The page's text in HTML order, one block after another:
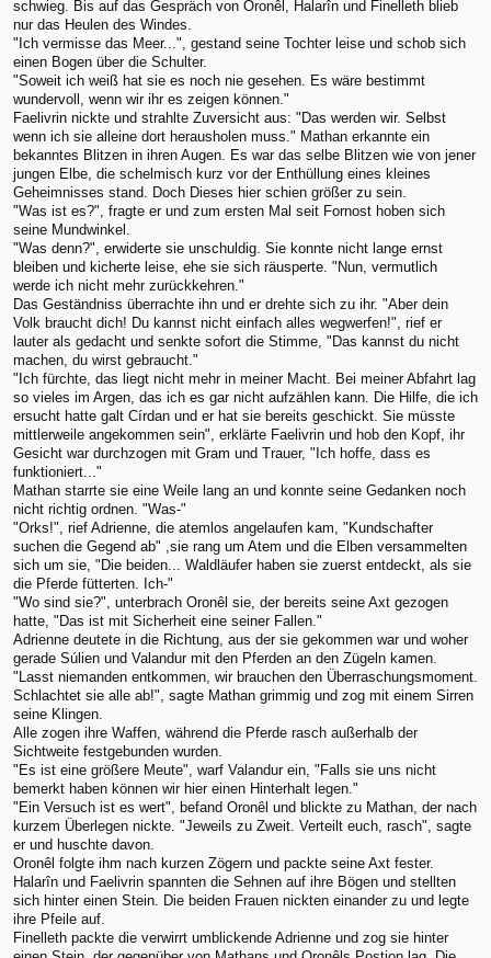
schwieg. Bis auf das Gespräch von Oronêl, Halarîn und Finelleth blieb
nur das Heulen des Windes.
"Ich vermisse das Meer...", gestand seine Tochter leise und schob sich
einen Bogen über die Schulter.
"Soweit ich weiß hat sie es noch nie gesehen. Es wäre bestimmt
wundervoll, wenn wir ihr es zeigen können."
Faelivrin nickte und strahlte Zuversicht aus: "Das werden wir. Selbst
wenn ich sie alleine dort herausholen muss." Mathan erkannte ein
bekanntes Blitzen in ihren Augen. Es war das selbe Blitzen wie von jener
jungen Elbe, die schelmisch kurz vor der Enthüllung eines kleines
Geheimnisses stand. Doch Dieses hier schien größer zu sein.
"Was ist es?", fragte er und zum ersten Mal seit Fornost hoben sich
seine Mundwinkel.
"Was denn?", erwiderte sie unschuldig. Sie konnte nicht lange ernst
bleiben und kicherte leise, ehe sie sich räusperte. "Nun, vermutlich
werde ich nicht mehr zurückkehren."
Das Geständniss überrachte ihn und er drehte sich zu ihr. "Aber dein
Volk braucht dich! Du kannst nicht einfach alles wegwerfen!", rief er
lauter als gedacht und senkte sofort die Stimme, "Das kannst du nicht
machen, du wirst gebraucht."
"Ich fürchte, das liegt nicht mehr in meiner Macht. Bei meiner Abfahrt lag
so vieles im Argen, das ich es gar nicht aufzählen kann. Die Hilfe, die ich
ersucht hatte galt Círdan und er hat sie bereits geschickt. Sie müsste
mittlerweile angekommen sein", erklärte Faelivrin und hob den Kopf, ihr
Gesicht war durchzogen mit Gram und Trauer, "Ich hoffe, dass es
funktioniert..."
Mathan starrte sie eine Weile lang an und konnte seine Gedanken noch
nicht richtig ordnen. "Was-"
"Orks!", rief Adrienne, die atemlos angelaufen kam, "Kundschafter
suchen die Gegend ab" ,sie rang um Atem und die Elben versammelten
sich um sie, "Die beiden... Waldläufer haben sie zuerst entdeckt, als sie
die Pferde fütterten. Ich-"
"Wo sind sie?", unterbrach Oronêl sie, der bereits seine Axt gezogen
hatte, "Das ist mit Sicherheit eine seiner Fallen."
Adrienne deutete in die Richtung, aus der sie gekommen war und woher
gerade Súlien und Valandur mit den Pferden an den Zügeln kamen.
"Lasst niemanden entkommen, wir brauchen den Überraschungsmoment.
Schlachtet sie alle ab!", sagte Mathan grimmig und zog mit einem Sirren
seine Klingen.
Alle zogen ihre Waffen, während die Pferde rasch außerhalb der
Sichtweite festgebunden wurden.
"Es ist eine größere Meute", warf Valandur ein, "Falls sie uns nicht
bemerkt haben können wir hier einen Hinterhalt legen."
"Ein Versuch ist es wert", befand Oronêl und blickte zu Mathan, der nach
kurzem Überlegen nickte. "Jeweils zu Zweit. Verteilt euch, rasch", sagte
er und huschte davon.
Oronêl folgte ihm nach kurzen Zögern und packte seine Axt fester.
Halarîn und Faelivrin spannten die Sehnen auf ihre Bögen und stellten
sich hinter einen Stein. Die beiden Frauen nickten einander zu und legte
ihre Pfeile auf.
Finelleth packte die verwirrt umblickende Adrienne und zog sie hinter